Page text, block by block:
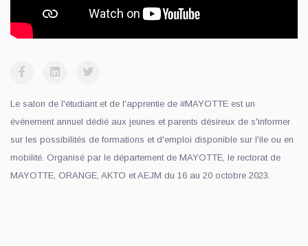
Le salon de l'étudiant et de l'apprentie de #MAYOTTE est un
évènement annuel dédié aux jeunes et parents désireux de s'informer
sur les possibilités de formations et d'emploi disponible sur l'ile ou en
mobilité. Organisé par le département de MAYOTTE, le rectorat de
MAYOTTE, ORANGE, AKTO et AEJM du 16 au 20 octobre 2023.